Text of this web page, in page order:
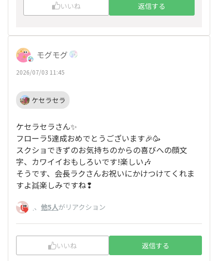
いいね 返信する
モグモグ
2026/07/03 11:45
ケセラセラ
ケセラセラさん✨
フローラ5達成おめでとうございます🎉🥳
スクショできずのお気持ちのからの喜びへの顔文
字、カワイイおもしろいです!楽しい🎶
そうです、会長ラクさんお祝いにかけつけてくれま
すよ👯楽しみですね❢
.、 他5人がリアクション
いいね 返信する